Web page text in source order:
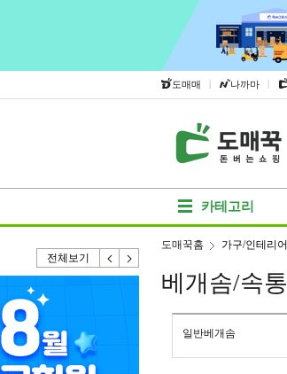
도매매 | 나까마 |
카테고리
전체보기
도매꾹홈 가구/인테리어
베개솜/속통
일반베개솜